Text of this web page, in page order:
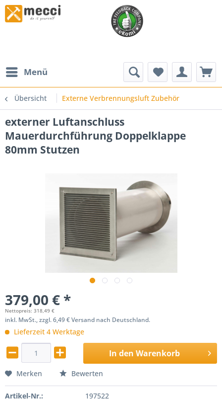
Menü
Übersicht Externe Verbrennungsluft Zubehör
externer Luftanschluss
Mauerdurchführung Doppelklappe
80mm Stutzen
379,00 € *
Nettopreis: 318,49 €
inkl. MwSt., zzgl. 6,49 € Versand nach Deutschland.
Lieferzeit 4 Werktage
In den Warenkorb
Merken Bewerten
Artikel-Nr.:
197522